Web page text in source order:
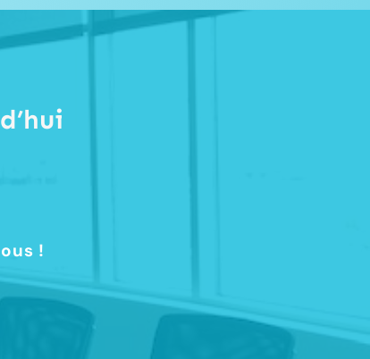
!